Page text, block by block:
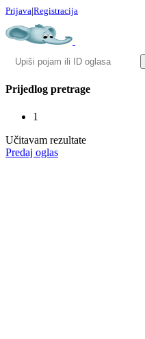
Prijava|Registracija
Prijedlog pretrage
1
Učitavam rezultate
Predaj oglas